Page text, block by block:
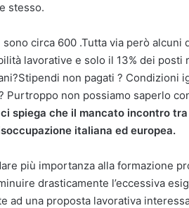
stesso.
circa 600 .Tutta via però
lavorative e solo il 13% dei posti
non pagati ? Condizioni
Purtroppo non possiamo saperlo
ci spiega che il mancato incontro
italiana ed europea.
più importanza alla formazione
drasticamente l’eccessiva
ad una proposta lavorativa